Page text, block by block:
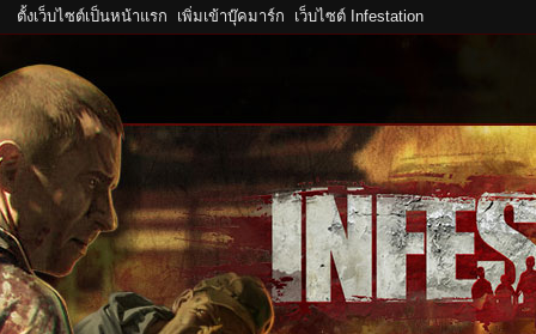
ตั้งเว็บไซต์เป็นหน้าแรก เพิ่มเข้าบุ๊คมาร์ก เว็บไซต์ Infestation